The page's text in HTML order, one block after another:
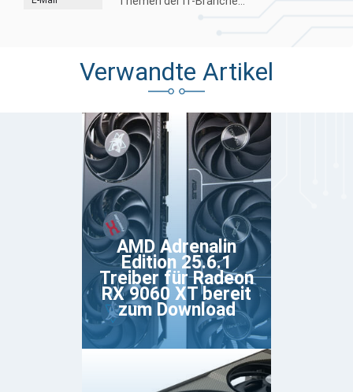
Verwandte Artikel
AMD Adrenalin
Edition 25.6.1
Treiber für Radeon
RX 9060 XT bereit
zum Download